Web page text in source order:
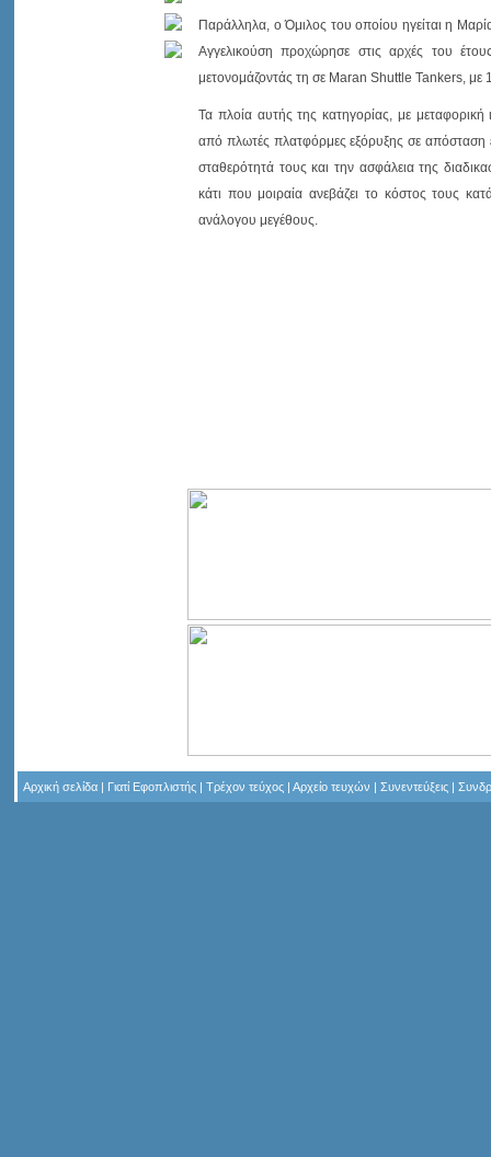
Παράλληλα, ο Όμιλος του οποίου ηγείται η
Αγγελικούση προχώρησε στις αρχές του
μετονομάζοντάς τη σε Maran Shuttle Tankers, με
Τα πλοία αυτής της κατηγορίας, με
από πλωτές πλατφόρμες εξόρυξης σε απόσταση
σταθερότητά τους και την ασφάλεια της
κάτι που μοιραία ανεβάζει το κόστος τους
ανάλογου μεγέθους.
Αρχική σελίδα | Γιατί Εφοπλιστής | Τρέχον τεύχος | Αρχείο τευχών | Συνεντεύξεις |